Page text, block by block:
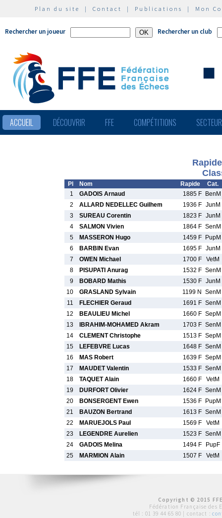
Plan du site | Contact | Publications | Mon
Rechercher un joueur Rechercher un club
ACCUEIL DÉCOUVRIR FFE COMPÉTITIONS
Pl Nom Rapide
Cat.
1
GADOIS Arnaud 1885 F
BenM
2
ALLARD NEDELLEC Guilhem 1936 F JunM
3
SUREAU Corentin 1823 F JunM
4
SALMON Vivien 1864 F SenM
5
MASSERON Hugo 1459 F
PupM
6
BARBIN Evan 1695 F JunM
7
OWEN Michael 1700 F
VetM
8
PISUPATI Anurag 1532 F SenM
9
BOBARD Mathis 1530 F JunM
10
GRASLAND Sylvain 1199 N
SenM
11
FLECHIER Geraud 1691 F SenM
12
BEAULIEU Michel 1660 F SepM
13
IBRAHIM-MOHAMED Akram 1703 F SenM
14
CLEMENT Christophe 1513 F SepM
15
LEFEBVRE Lucas 1648 F SenM
16
MAS Robert 1639 F SepM
17
MAUDET Valentin 1533 F SenM
18
TAQUET Alain 1660 F
VetM
19
DURFORT Olivier 1624 F SenM
20
BONSERGENT Ewen 1536 F
PupM
21
BAUZON Bertrand 1613 F SenM
22
MARUEJOLS Paul 1569 F
VetM
23
LEGENDRE Aurelien 1523 F SenM
24
GADOIS Melina 1494 F
PupF
25
MARMION Alain 1507 F VetM
Copyright © 2015
Fédération Française des
tél : 01 39 44 65 80 | contact :